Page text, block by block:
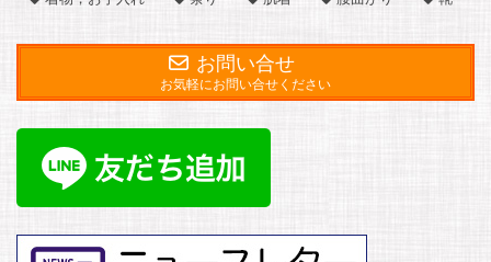
お問い合せ
お気軽にお問い合せください